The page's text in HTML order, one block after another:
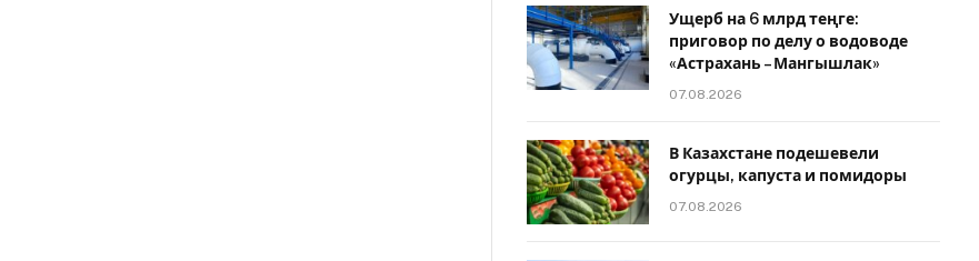
Ущерб на 6 млрд теңге:
приговор по делу о водоводе
«Астрахань – Мангышлак»
07.08.2026
В Казахстане подешевели
огурцы, капуста и помидоры
07.08.2026